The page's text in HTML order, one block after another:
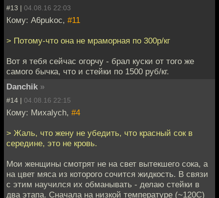
#13 | 04.08.16 22:03
Кому: A6pukoc, #11
> Потому-что она не мраморная по 300р/кг
Вот я тебя сейчас огорчу - брал куски от того же
самого бычка, что и стейки по 1500 руб/кг.
Danchik »
#14 | 04.08.16 22:15
Кому: Миxalych, #4
> Жаль, что жену не убедить, что красный сок в
середине, это не кровь.
Мои женщины смотрят не на свет вытекшего сока, а
на цвет мяса из которого сочится жидкость. В связи
с этим научился их обманывать - делаю стейки в
два этапа. Сначала на низкой температуре (~120C)